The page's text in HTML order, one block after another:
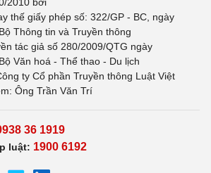
thế giấy phép số: 322/GP - BC, ngày
Thông tin và Truyền thông
tác giả số 280/2009/QTG ngày
Văn hoá - Thể thao - Du lịch
ty Cổ phần Truyền thông Luật Việt
Ông Trần Văn Trí
36 1919
luật: 1900 6192